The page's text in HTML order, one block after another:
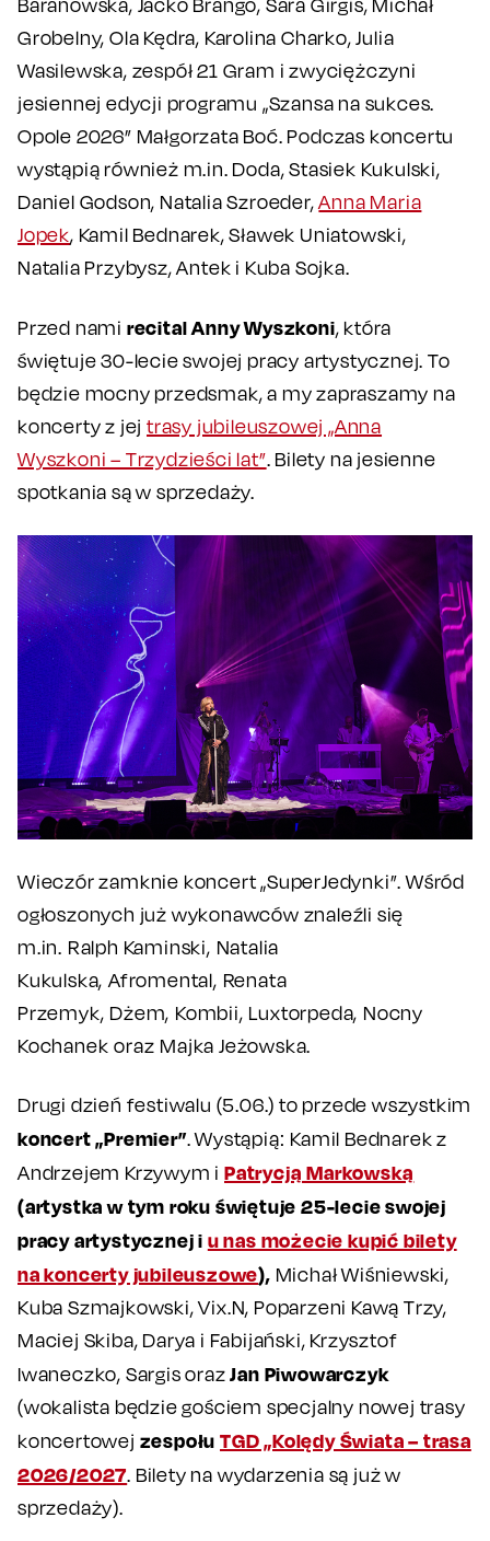
Baranowska, Jacko Brango, Sara Girgis, Michał
Grobelny, Ola Kędra, Karolina Charko, Julia
Wasilewska, zespół 21 Gram i zwyciężczyni
jesiennej edycji programu „Szansa na sukces.
Opole 2026” Małgorzata Boć. Podczas koncertu
wystąpią również m.in. Doda, Stasiek Kukulski,
Daniel Godson, Natalia Szroeder,Anna Maria
Jopek, Kamil Bednarek, Sławek Uniatowski,
Natalia Przybysz, Antek i Kuba Sojka.
Przed nami recital Anny Wyszkoni, która
świętuje 30-lecie swojej pracy artystycznej. To
będzie mocny przedsmak, a my zapraszamy na
koncerty z jejtrasy jubileuszowej „Anna
Wyszkoni – Trzydzieści lat”. Bilety na jesienne
spotkania są w sprzedaży.
Wieczór zamknie koncert „SuperJedynki”. Wśród
ogłoszonych już wykonawców znaleźli się
m.in. Ralph Kaminski, Natalia
Kukulska, Afromental, Renata
Przemyk, Dżem, Kombii, Luxtorpeda, Nocny
Kochanek oraz Majka Jeżowska.
Drugi dzień festiwalu (5.06.) to przede wszystkim
koncert „Premier”. Wystąpią: Kamil Bednarek z
Andrzejem Krzywym iPatrycją Markowską
(artystka w tym roku świętuje 25-lecie swojej
pracy artystycznej i u nas możecie kupić bilety
na koncerty jubileuszowe), Michał Wiśniewski,
Kuba Szmajkowski, Vix.N, Poparzeni Kawą Trzy,
Maciej Skiba, Darya i Fabijański, Krzysztof
Iwaneczko, Sargis orazJan Piwowarczyk
(wokalista będzie gościem specjalny nowej trasy
koncertowej zespołuTGD „Kolędy Świata – trasa
2026/2027. Bilety na wydarzenia są już w
sprzedaży).